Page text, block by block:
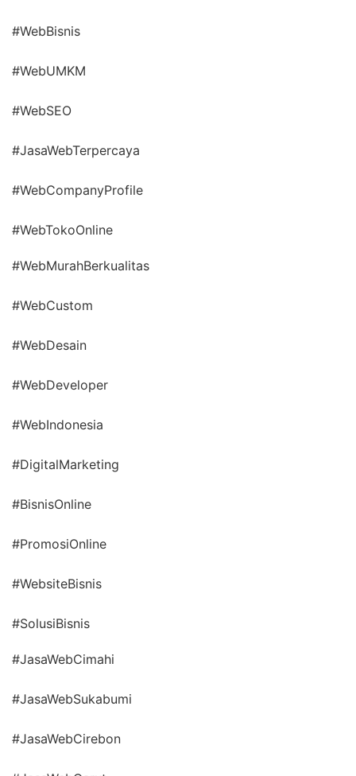
#WebBisnis
#WebUMKM
#WebSEO
#JasaWebTerpercaya
#WebCompanyProfile
#WebTokoOnline
#WebMurahBerkualitas
#WebCustom
#WebDesain
#WebDeveloper
#WebIndonesia
#DigitalMarketing
#BisnisOnline
#PromosiOnline
#WebsiteBisnis
#SolusiBisnis
#JasaWebCimahi
#JasaWebSukabumi
#JasaWebCirebon